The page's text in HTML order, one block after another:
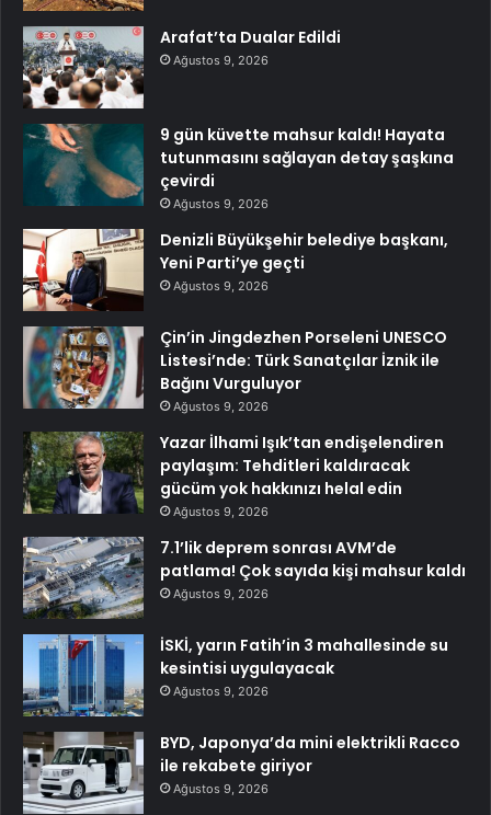
Arafat’ta Dualar Edildi
Ağustos 9, 2026
9 gün küvette mahsur kaldı! Hayata
tutunmasını sağlayan detay şaşkına
çevirdi
Ağustos 9, 2026
Denizli Büyükşehir belediye başkanı,
Yeni Parti’ye geçti
Ağustos 9, 2026
Çin’in Jingdezhen Porseleni UNESCO
Listesi’nde: Türk Sanatçılar İznik ile
Bağını Vurguluyor
Ağustos 9, 2026
Yazar İlhami Işık’tan endişelendiren
paylaşım: Tehditleri kaldıracak
gücüm yok hakkınızı helal edin
Ağustos 9, 2026
7.1’lik deprem sonrası AVM’de
patlama! Çok sayıda kişi mahsur kaldı
Ağustos 9, 2026
İSKİ, yarın Fatih’in 3 mahallesinde su
kesintisi uygulayacak
Ağustos 9, 2026
BYD, Japonya’da mini elektrikli Racco
ile rekabete giriyor
Ağustos 9, 2026